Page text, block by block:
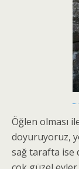
Öğlen olması
doyuruyoruz,
sağ tarafta ise